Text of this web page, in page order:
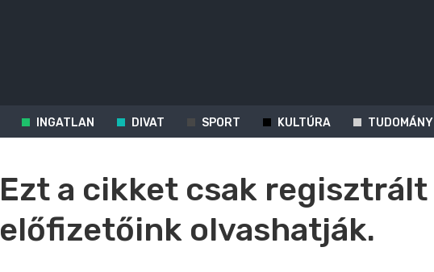
INGATLAN DIVAT SPORT KULTÚRA TUDOMÁNY
Ezt a cikket csak regisztrált
előfizetőink olvashatják.